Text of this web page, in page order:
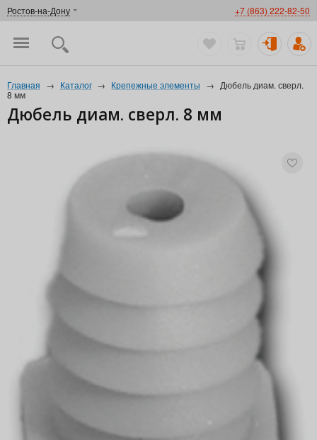
Ростов-на-Дону +7 (863) 222-82-50
Главная → Каталог → Крепежные элементы → Дюбель диам. сверл.
8 мм
Дюбель диам. сверл. 8 мм